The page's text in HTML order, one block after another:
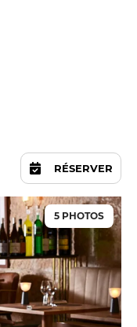
RÉSERVER
5 PHOTOS